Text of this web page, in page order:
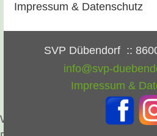
Impressum & Datenschutz
SVP Dübendorf ::
info@svp-
Impressum &
We use cookies